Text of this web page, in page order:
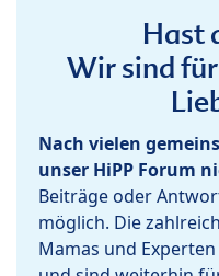
Hast
Wir sind
Nach vielen
unser HiPP Forum
Beiträge oder
möglich. Die
Mamas und